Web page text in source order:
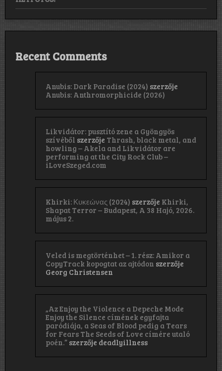
Recent Comments
Anubis: Dark Paradise (2024) szerzője
Anubis: Anthromorphicide (2026)
Likvidátor: pusztító zene a Gyöngyös
szívéből szerzője Thrash, black metal, and
howling – Akela and Likvidátor are
performing at the City Rock Club –
iLoveSzeged.com
Khirki: Κ​υ​κ​ε​ώ​ν​α​ς (2024) szerzője Khirki,
Shapat Terror – Budapest, A 38 Hajó, 2026.
május 2.
Veled is megtörténhet – 1. rész: Amikor a
CopyTrack kopogtat az ajtódon szerzője
Georg Christensen
„Az Enjoy the Violence a Depeche Mode
Enjoy the Silence címének egyfajta
paródiája, a Seas of Blood pedig a Tears
for Fears The Seeds of Love címére utaló
poén.” szerzője deadlyillness